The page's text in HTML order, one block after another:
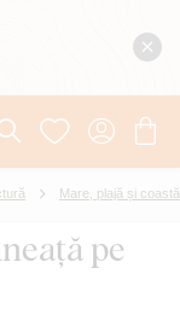
Mare, plajă și coastă
pe